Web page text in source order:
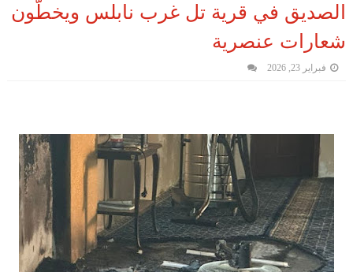
الصديق في قرية تل غرب نابلس ويخطّون
شعارات عنصرية
فبراير 23, 2026